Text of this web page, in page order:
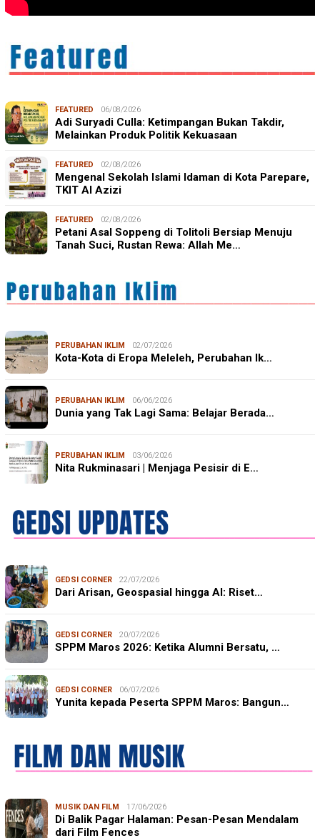
FEATURED 06/08/2026
Adi Suryadi Culla: Ketimpangan Bukan Takdir,
Melainkan Produk Politik Kekuasaan
FEATURED 02/08/2026
Mengenal Sekolah Islami Idaman di Kota Parepare,
TKIT Al Azizi
FEATURED 02/08/2026
Petani Asal Soppeng di Tolitoli Bersiap Menuju
Tanah Suci, Rustan Rewa: Allah Me…
PERUBAHAN IKLIM 02/07/2026
Kota-Kota di Eropa Meleleh, Perubahan Ik…
PERUBAHAN IKLIM 06/06/2026
Dunia yang Tak Lagi Sama: Belajar Berada…
PERUBAHAN IKLIM 03/06/2026
Nita Rukminasari | Menjaga Pesisir di E…
GEDSI CORNER 22/07/2026
Dari Arisan, Geospasial hingga AI: Riset…
GEDSI CORNER 20/07/2026
SPPM Maros 2026: Ketika Alumni Bersatu, …
GEDSI CORNER 06/07/2026
Yunita kepada Peserta SPPM Maros: Bangun…
MUSIK DAN FILM 17/06/2026
Di Balik Pagar Halaman: Pesan-Pesan Mendalam
dari Film Fences